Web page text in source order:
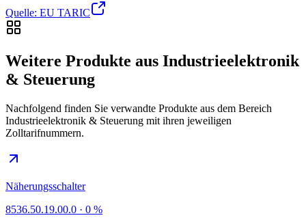
Quelle: EU TARIC
Weitere Produkte aus Industrieelektronik
& Steuerung
Nachfolgend finden Sie verwandte Produkte aus dem Bereich
Industrieelektronik & Steuerung mit ihren jeweiligen
Zolltarifnummern.
Näherungsschalter
8536.50.19.00.0 · 0 %